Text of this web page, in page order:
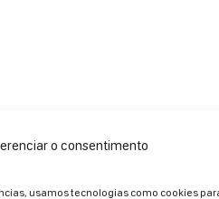
o consentimento
usamos tecnologias como cookies